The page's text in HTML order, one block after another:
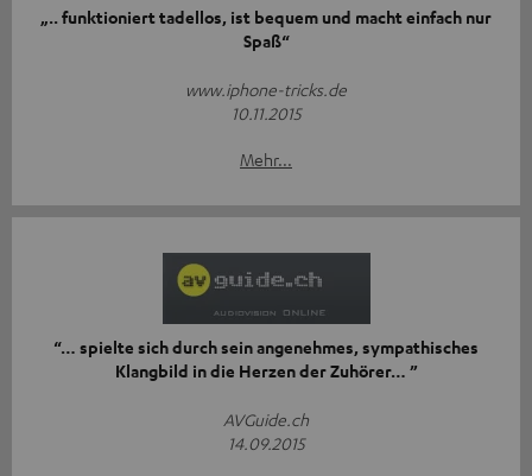
„.. funktioniert tadellos, ist bequem und macht einfach nur
Spaß“
www.iphone-tricks.de
10.11.2015
Mehr...
“… spielte sich durch sein angenehmes, sympathisches
Klangbild in die Herzen der Zuhörer… ”
AVGuide.ch
14.09.2015